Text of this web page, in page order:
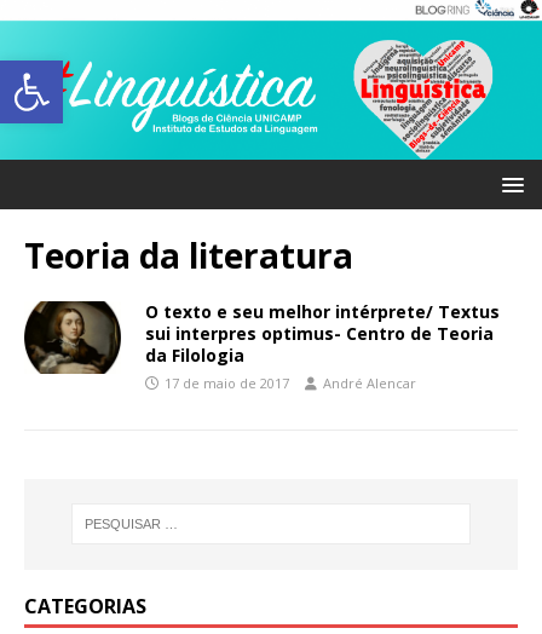
Abrir a barra de ferramentas
Teoria da literatura
O texto e seu melhor intérprete/ Textus
sui interpres optimus- Centro de Teoria
da Filologia
17 de maio de 2017 André Alencar
CATEGORIAS